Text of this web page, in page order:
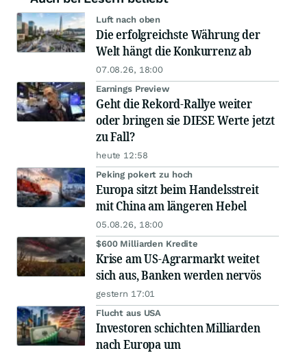
Luft nach oben
Die erfolgreichste Währung der
Welt hängt die Konkurrenz ab
07.08.26, 18:00
Earnings Preview
Geht die Rekord-Rallye weiter
oder bringen sie DIESE Werte jetzt
zu Fall?
heute 12:58
Peking pokert zu hoch
Europa sitzt beim Handelsstreit
mit China am längeren Hebel
05.08.26, 18:00
$600 Milliarden Kredite
Krise am US-Agrarmarkt weitet
sich aus, Banken werden nervös
gestern 17:01
Flucht aus USA
Investoren schichten Milliarden
nach Europa um